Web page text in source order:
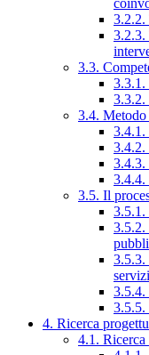
3.2.2.
3.2.3.
3.3.
3.3.1.
3.3.2.
3.4.
3.4.1.
3.4.2.
3.4.3.
3.4.4.
3.5. Il
3.5.1.
3.5.2.
3.5.3.
3.5.4.
3.5.5.
4. Ricerca
4.1. Ricerca